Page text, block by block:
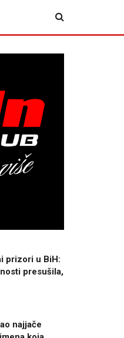
prizori u BiH:
presušila,
najjače